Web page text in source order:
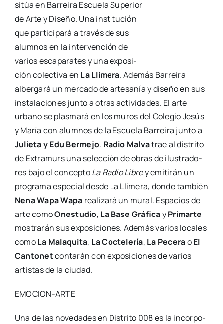
sitúa en Barrei­ra Escue­la Supe­rior
de Arte y Dise­ño. Una ins­ti­tu­ción
que par­ti­ci­pa­rá a tra­vés de sus
alum­nos en la inter­ven­ción de
varios esca­pa­ra­tes y una expo­si­
ción colec­ti­va en La Lli­me­ra. Ade­más Barrei­ra
alber­ga­rá un mer­ca­do de arte­sa­nía y dise­ño en sus
ins­ta­la­cio­nes jun­to a otras acti­vi­da­des. El arte
urbano se plas­ma­rá en los muros del Cole­gio Jesús
y María con alum­nos de la Escue­la Barrei­ra jun­to a
Julie­ta y Edu Ber­me­jo. Radio Mal­vatrae al dis­tri­to
de Extra­murs una selec­ción de obras de ilus­tra­do­
res bajo el con­cep­toLa Radio Librey emi­ti­rán un
pro­gra­ma espe­cial des­de La Lli­me­ra, don­de tam­bién
Nena Wapa Wapa rea­li­za­rá un mural. Espa­cios de
arte comoOnes­tu­dio, La Base Grá­fi­cayPri­mar­te
mos­tra­rán sus expo­si­cio­nes. Ade­más varios loca­les
comoLa Mala­qui­ta, La Coc­te­le­ría, La Pece­raoEl
Can­to­netcon­ta­rán con expo­si­cio­nes de varios
artis­tas de la ciu­dad.
EMOCION-ARTE
Una de las nove­da­des en Dis­tri­to 008 es la incor­po­